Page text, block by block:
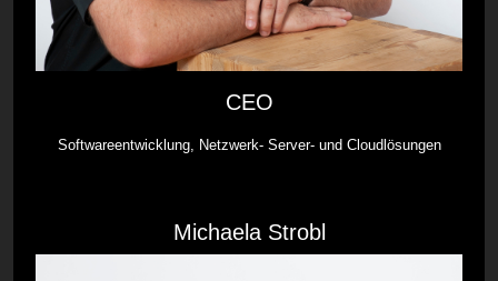
CEO
Softwareentwicklung, Netzwerk- Server- und Cloudlösungen
Michaela Strobl